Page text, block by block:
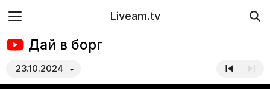
Liveam.tv
Дай в борг
23.10.2024